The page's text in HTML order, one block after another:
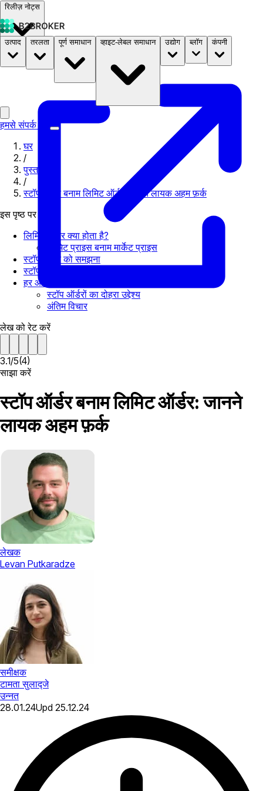
रिलीज़ नोट्स
दस्तावेज़ मूल्य निर्धारणB2STORE
उत्पाद तरलता पूर्ण समाधान व्हाइट-लेबल समाधान उद्योग ब्लॉग कंपनी
हमसे संपर्क करें
घर
/
पुस्तकालय
/
स्टॉप ऑर्डर बनाम लिमिट ऑर्डर: जानने लायक अहम फ़र्क
इस पृष्ठ पर
लिमिट ऑर्डर क्या होता है?
लिमिट प्राइस बनाम मार्केट प्राइस
स्टॉप ऑर्डर को समझना
स्टॉप-लिमिट ऑर्डर आखिर कैसे काम करते हैं
हर ऑर्डर के लिए कौन-कौनसे हालात सबसे बेहतरीन होते हैं?
स्टॉप ऑर्डरों का दोहरा उद्देश्य
अंतिम विचार
लेख को रेट करें
3.1/5(4)
साझा करें
स्टॉप ऑर्डर बनाम लिमिट ऑर्डर: जानने
लायक अहम फ़र्क
लेखक
Levan Putkaradze
समीक्षक
टामता सुलाद्जे
उन्नत
28.01.24Upd 25.12.24